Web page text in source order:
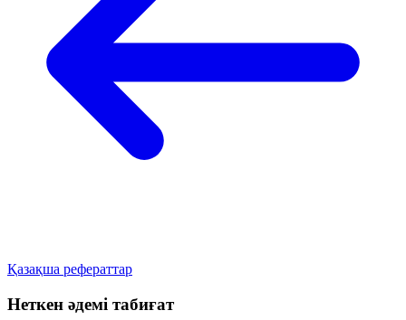
Қазақша рефераттар
Неткен әдемі табиғат